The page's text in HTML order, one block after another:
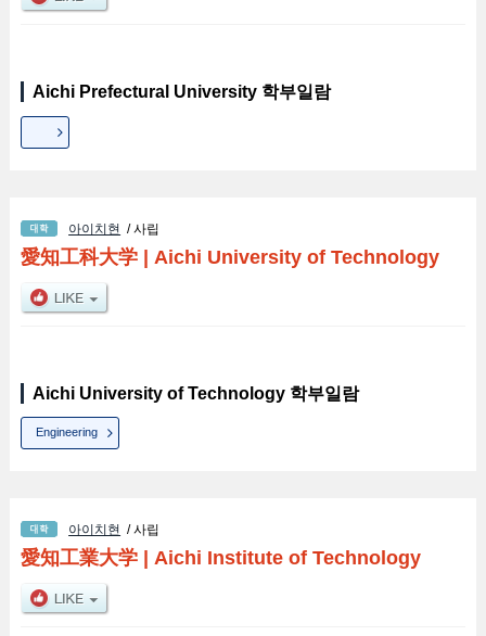
Aichi Prefectural University 학부일람
아이치현 / 사립
愛知工科大学| Aichi University of Technology
Aichi University of Technology 학부일람
Engineering
아이치현 / 사립
愛知工業大学| Aichi Institute of Technology